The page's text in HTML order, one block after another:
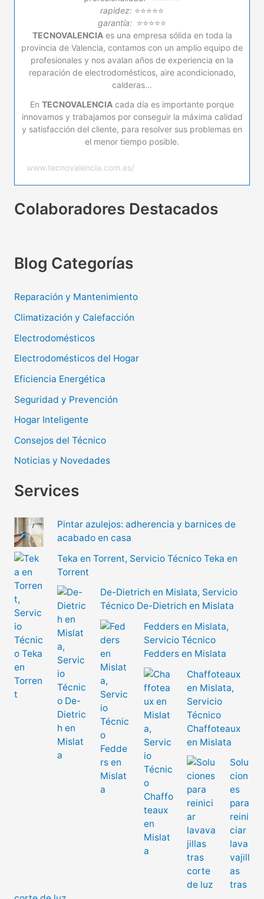
rapidez: ⭐⭐⭐⭐⭐
garantía: ⭐⭐⭐⭐⭐
TECNOVALENCIAes una empresa sólida en toda la
provincia de Valencia, contamos con un amplio equipo de
profesionales y nos avalan años de experiencia en la
reparación de electrodomésticos, aire acondicionado,
calderas…
En TECNOVALENCIA cada día es importante porque
innovamos y trabajamos por conseguir la máxima calidad
y satisfacción del cliente, para resolver sus problemas en
el menor tiempo posible.
www.tecnovalencia.com.es/
Colaboradores Destacados
Blog Categorías
Reparación y Mantenimiento
Climatización y Calefacción
Electrodomésticos
Electrodomésticos del Hogar
Eficiencia Energética
Seguridad y Prevención
Hogar Inteligente
Consejos del Técnico
Noticias y Novedades
Services
Pintar azulejos: adherencia y barnices de
acabado en casa
Teka en Torrent, Servicio Técnico Teka en
Torrent
De-Dietrich en Mislata, Servicio
Técnico De-Dietrich en Mislata
Fedders en Mislata,
Servicio Técnico
Fedders en Mislata
Chaffoteaux
en Mislata,
Servicio
Técnico
Chaffoteaux
en Mislata
Solu
cion
es
para
reini
ciar
lava
vajill
as
tras